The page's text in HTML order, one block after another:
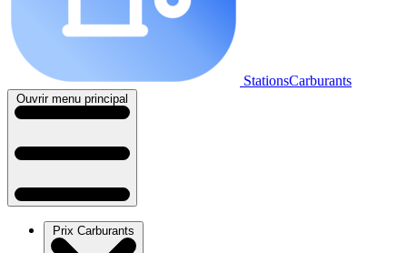
StationsCarburants
Ouvrir menu principal
Prix Carburants